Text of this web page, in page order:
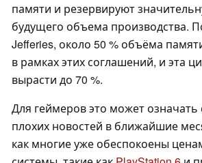
памяти и резервируют
будущего объема производства.
Jefferies, около 50 % объёма
в рамках этих соглашений, и эта
вырасти до 70 %.
Для геймеров это может
плохих новостей в ближайшие
как многие уже обеспокоены